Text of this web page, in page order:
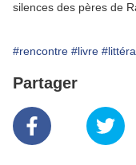
silences des pères de
#rencontre #livre
Partager